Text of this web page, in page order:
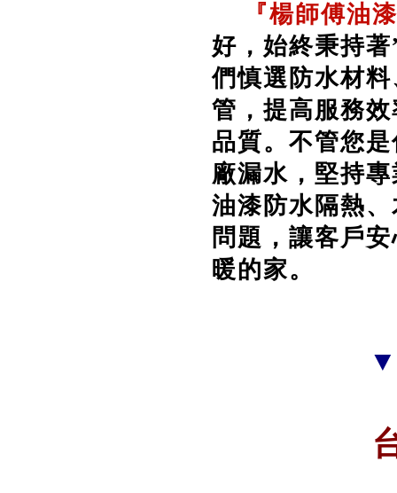
『楊師傅油
好，始終秉持
們慎選防水材
管，提高服務
品質。不管您
廠漏水，堅持
油漆防水隔熱
問題，讓客戶
暖的家。